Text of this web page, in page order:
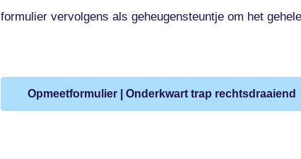
formulier vervolgens als geheugensteuntje om het
Opmeetformulier | Onderkwart trap rechtsdraaiend